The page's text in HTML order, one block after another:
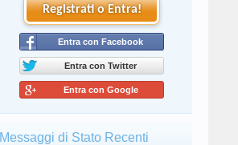
Registrati o Entra!
Entra con Facebook
Entra con Twitter
Entra con Google
Messaggi di Stato Recenti